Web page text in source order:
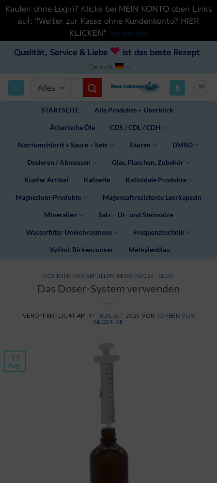
Kaufen ohne Login? Klicke bei MEIN KONTO oben Links
auf: "Weiter zur Kasse ohne Kundenkonto? HIER
KLICKEN" Verwerfen
Inhalt
Qualität, Service & Liebe ❤ist das beste Rezept
Deutsch
Suchen
STARTSEITE Alle Produkte – Überblick
Ätherische Öle CDS / CDL / CDH
Natriumchlorit + Säure – Sets Säuren DMSO
Dosieren / Abmessen Glas, Flaschen, Zubehör
Kupfer Artikel Kaliseife Kolloidale Produkte
Magnesium-Produkte Magensaftresistente Leerkapseln
Mineralien Salz – Ur- und Steinsalze
Wasserfilter Umkehrosmose Frequenztechnik
Xylitol, Birkenzucker Methylenblau
DOSIEREN UND ABFÜLLEN NEWS NLQ24 - BLOG
Das Doser-System verwenden
VERÖFFENTLICHT AM 17. AUGUST 2025 VON TORBEN VON
NLQ24.DE
17
Aug.